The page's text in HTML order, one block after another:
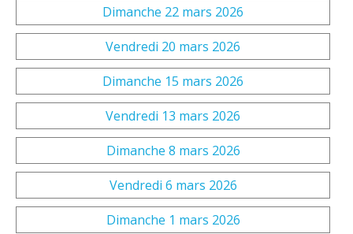
Dimanche 22 mars 2026
Vendredi 20 mars 2026
Dimanche 15 mars 2026
Vendredi 13 mars 2026
Dimanche 8 mars 2026
Vendredi 6 mars 2026
Dimanche 1 mars 2026